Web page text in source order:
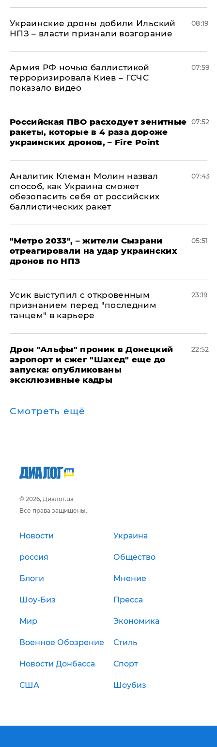
Украинские дроны добили Ильский
НПЗ – власти признали возгорание
08:19
Армия РФ ночью баллистикой
терроризировала Киев – ГСЧС
показало видео
07:59
Российская ПВО расходует зенитные
ракеты, которые в 4 раза дороже
украинских дронов, – Fire Point
07:52
Аналитик Клеман Молин назвал
способ, как Украина сможет
обезопасить себя от российских
баллистических ракет
07:43
"Метро 2033", – жители Сызрани
отреагировали на удар украинских
дронов по НПЗ
05:51
Усик выступил с откровенным
признанием перед "последним
танцем" в карьере
23:19
Дрон "Альфы" проник в Донецкий
аэропорт и сжег "Шахед" еще до
запуска: опубликованы
эксклюзивные кадры
22:52
Смотреть ещё
© 2026, Диалог.ua
Все права защищены.
Новости Украина
россия Общество
Блоги Мнение
Шоу-Биз Пресса
Мир Экономика
Военное Обозрение Стиль
Новости Донбасса Спорт
США Шоубиз